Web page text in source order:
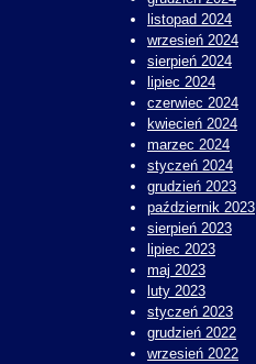
listopad 2024
wrzesień 2024
sierpień 2024
lipiec 2024
czerwiec 2024
kwiecień 2024
marzec 2024
styczeń 2024
grudzień 2023
październik 2023
sierpień 2023
lipiec 2023
maj 2023
luty 2023
styczeń 2023
grudzień 2022
wrzesień 2022